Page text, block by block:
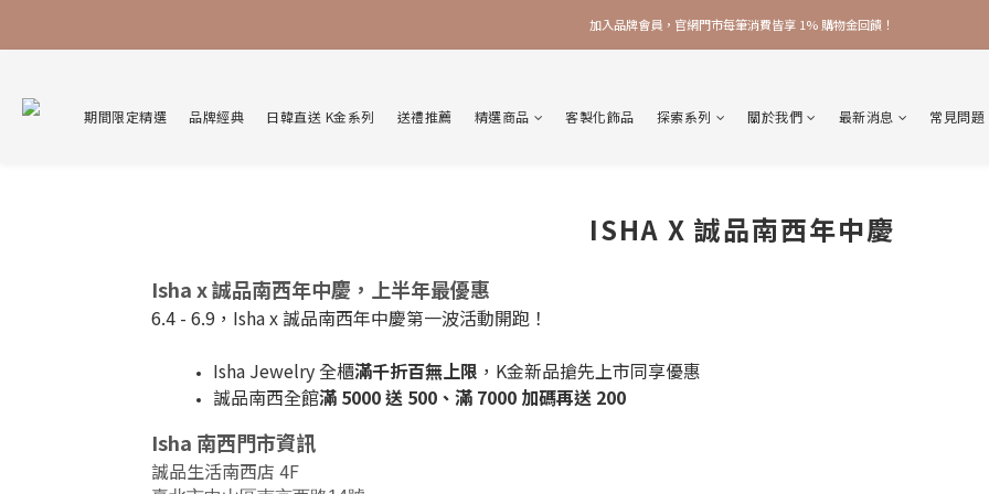
加入品牌會員，官網門市每筆消費皆享 1% 購物金回饋！
加入品牌會員，官網門市每筆消費皆享 1% 購物金回饋！
加入品牌會員，官網門市每筆消費皆享 1% 購物金回饋！
期間限定精選 品牌經典 日韓直送 K金系列 送禮推薦 精選商品 客製化飾品 探索系列 關於我們 最新消息 常見問題
ISHA X 誠品南西年中慶
Isha x 誠品南西年中慶，上半年最優惠
6.4 - 6.9，Isha x 誠品南西年中慶第一波活動開跑！
Isha Jewelry 全櫃滿千折百無上限 ，K金新品搶先上市同享優惠
誠品南西全館滿 5000 送 500、滿 7000 加碼再送 200
Isha 南西門市資訊
誠品生活南西店 4F